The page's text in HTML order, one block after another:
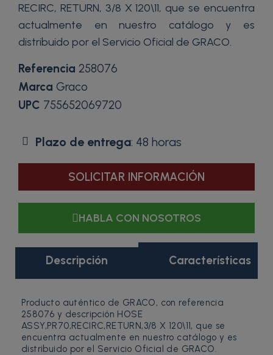
RECIRC, RETURN, 3/8 X 120\11, que se encuentra
actualmente en nuestro catálogo y es
distribuido por el Servicio Oficial de GRACO.
Referencia 258076
Marca Graco
UPC 755652069720
Plazo de entrega: 48 horas
SOLICITAR INFORMACIÓN
HABLA CON NOSOTROS
Descripción Características
Producto auténtico de GRACO, con referencia
258076 y descripción HOSE
ASSY,PR70,RECIRC,RETURN,3/8 X 120\11, que se
encuentra actualmente en nuestro catálogo y es
distribuido por el Servicio Oficial de GRACO.